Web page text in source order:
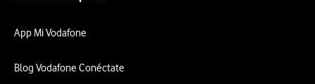
App Mi Vodafone
Blog Vodafone Conéctate